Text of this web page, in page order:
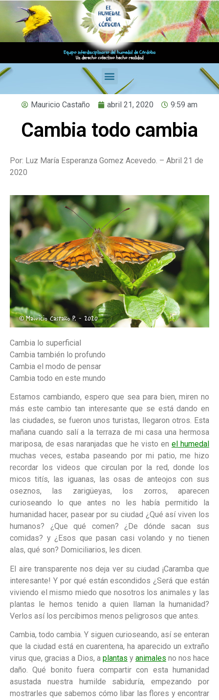
Equipo interdisciplinario del humedal de Córdoba
Un derecho colectivo hecho realidad
Mauricio Castaño abril 21, 2020 9:59 am
Cambia todo cambia
Por: Luz María Esperanza Gomez Acevedo. – Abril 21 de
2020
Cambia lo superficial
Cambia también lo profundo
Cambia el modo de pensar
Cambia todo en este mundo
Estamos cambiando, espero que sea para bien, miren no
más este cambio tan interesante que se está dando en
las ciudades, se fueron unos turistas, llegaron otros. Esta
mañana cuando salí a la terraza de mi casa una hermosa
mariposa, de esas naranjadas que he visto en el humedal
muchas veces, estaba paseando por mi patio, me hizo
recordar los videos que circulan por la red, donde los
micos titís, las iguanas, las osas de anteojos con sus
oseznos, las zarigüeyas, los zorros, aparecen
curioseando lo que antes no les había permitido la
humanidad hacer, pasear por su ciudad ¿Qué así viven los
humanos? ¿Que qué comen? ¿De dónde sacan sus
comidas? y ¿Esos que pasan casi volando y no tienen
alas, qué son? Domiciliarios, les dicen.
El aire transparente nos deja ver su ciudad ¡Caramba que
interesante! Y por qué están escondidos ¿Será que están
viviendo el mismo miedo que nosotros los animales y las
plantas le hemos tenido a quien llaman la humanidad?
Verlos así los percibimos menos peligrosos que antes.
Cambia, todo cambia. Y siguen curioseando, así se enteran
que la ciudad está en cuarentena, ha aparecido un extraño
virus que, gracias a Dios, a plantas y animales no nos hace
daño. Qué bonito fuera compartir con esta humanidad
asustada nuestra humilde sabiduría, empezando por
mostrarles que sabemos cómo libar las flores y encontrar